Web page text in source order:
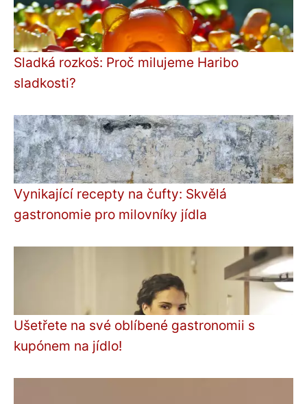
Sladká rozkoš: Proč milujeme Haribo
sladkosti?
Vynikající recepty na čufty: Skvělá
gastronomie pro milovníky jídla
Ušetřete na své oblíbené gastronomii s
kupónem na jídlo!